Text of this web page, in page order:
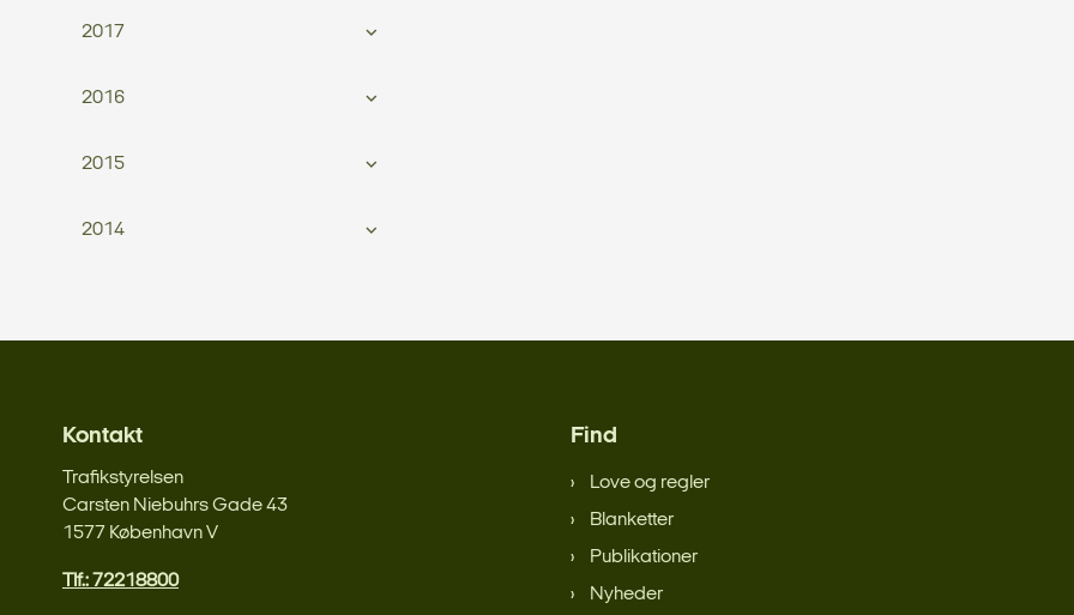
2017
2016
2015
2014
Kontakt
Trafikstyrelsen
Carsten Niebuhrs Gade 43
1577 København V
Tlf.: 72218800
Find
Love og regler
Blanketter
Publikationer
Nyheder